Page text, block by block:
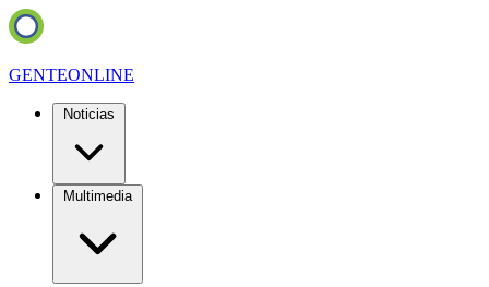
GENTEONLINE
Noticias
Multimedia